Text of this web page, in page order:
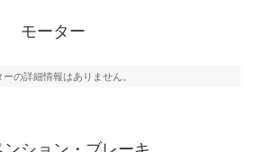
モーター
ーの詳細情報はありません。